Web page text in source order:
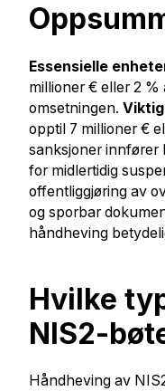
Essensielle
millioner € eller 2 %
omsetningen.
opptil 7 millioner €
sanksjoner innfører
for midlertidig
offentliggjøring av
og sporbar
håndheving
Hvilke
NIS2-
Håndheving av